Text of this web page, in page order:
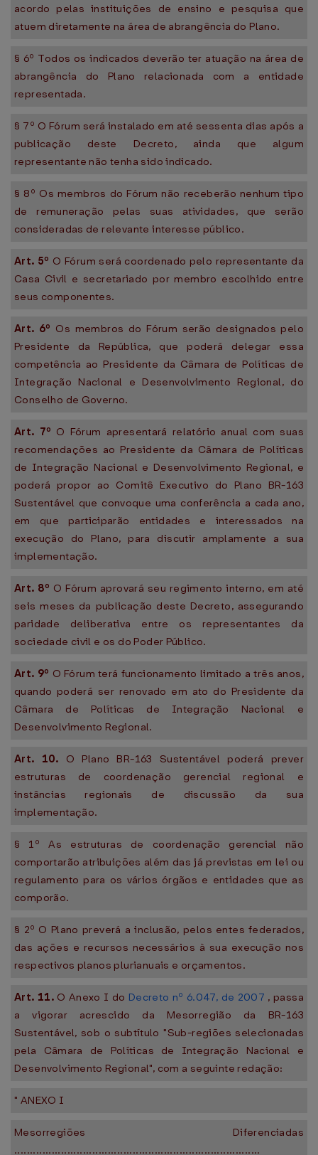
acordo pelas instituições de ensino e pesquisa que
atuem diretamente na área de abrangência do Plano.
§ 6º Todos os indicados deverão ter atuação na área de
abrangência do Plano relacionada com a entidade
representada.
§ 7º O Fórum será instalado em até sessenta dias após a
publicação deste Decreto, ainda que algum
representante não tenha sido indicado.
§ 8º Os membros do Fórum não receberão nenhum tipo
de remuneração pelas suas atividades, que serão
consideradas de relevante interesse público.
Art. 5º O Fórum será coordenado pelo representante da
Casa Civil e secretariado por membro escolhido entre
seus componentes.
Art. 6º Os membros do Fórum serão designados pelo
Presidente da República, que poderá delegar essa
competência ao Presidente da Câmara de Políticas de
Integração Nacional e Desenvolvimento Regional, do
Conselho de Governo.
Art. 7º O Fórum apresentará relatório anual com suas
recomendações ao Presidente da Câmara de Políticas
de Integração Nacional e Desenvolvimento Regional, e
poderá propor ao Comitê Executivo do Plano BR-163
Sustentável que convoque uma conferência a cada ano,
em que participarão entidades e interessados na
execução do Plano, para discutir amplamente a sua
implementação.
Art. 8º O Fórum aprovará seu regimento interno, em até
seis meses da publicação deste Decreto, assegurando
paridade deliberativa entre os representantes da
sociedade civil e os do Poder Público.
Art. 9º O Fórum terá funcionamento limitado a três anos,
quando poderá ser renovado em ato do Presidente da
Câmara de Políticas de Integração Nacional e
Desenvolvimento Regional.
Art. 10. O Plano BR-163 Sustentável poderá prever
estruturas de coordenação gerencial regional e
instâncias regionais de discussão da sua
implementação.
§ 1º As estruturas de coordenação gerencial não
comportarão atribuições além das já previstas em lei ou
regulamento para os vários órgãos e entidades que as
comporão.
§ 2º O Plano preverá a inclusão, pelos entes federados,
das ações e recursos necessários à sua execução nos
respectivos planos plurianuais e orçamentos.
Art. 11. O Anexo I do Decreto nº 6.047, de 2007 , passa
a vigorar acrescido da Mesorregião da BR-163
Sustentável, sob o subtítulo "Sub-regiões selecionadas
pela Câmara de Políticas de Integração Nacional e
Desenvolvimento Regional", com a seguinte redação:
" ANEXO I
Mesorregiões Diferenciadas
...............................................................................